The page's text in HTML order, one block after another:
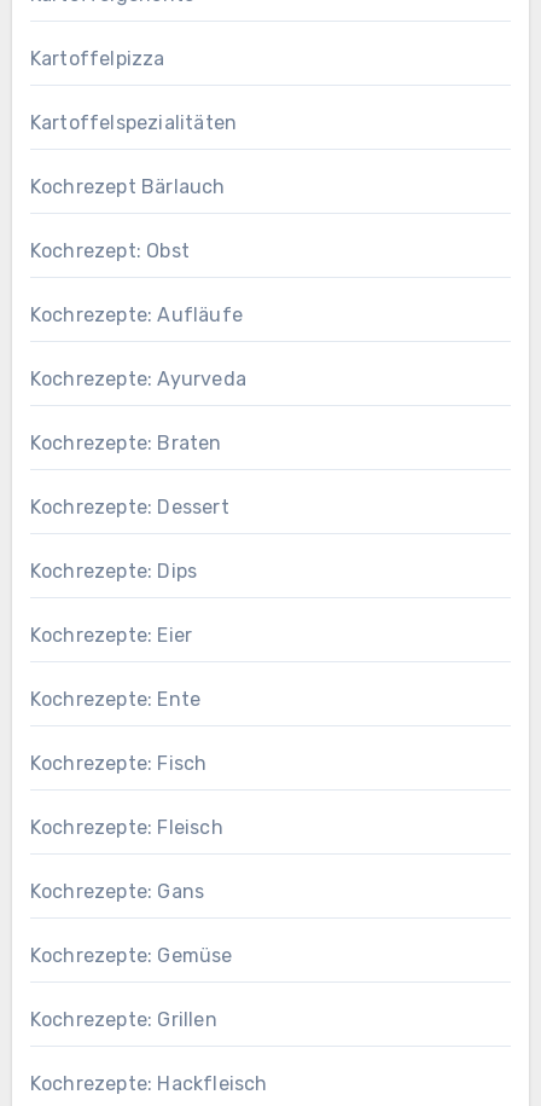
Kartoffelpizza
Kartoffelspezialitäten
Kochrezept Bärlauch
Kochrezept: Obst
Kochrezepte: Aufläufe
Kochrezepte: Ayurveda
Kochrezepte: Braten
Kochrezepte: Dessert
Kochrezepte: Dips
Kochrezepte: Eier
Kochrezepte: Ente
Kochrezepte: Fisch
Kochrezepte: Fleisch
Kochrezepte: Gans
Kochrezepte: Gemüse
Kochrezepte: Grillen
Kochrezepte: Hackfleisch